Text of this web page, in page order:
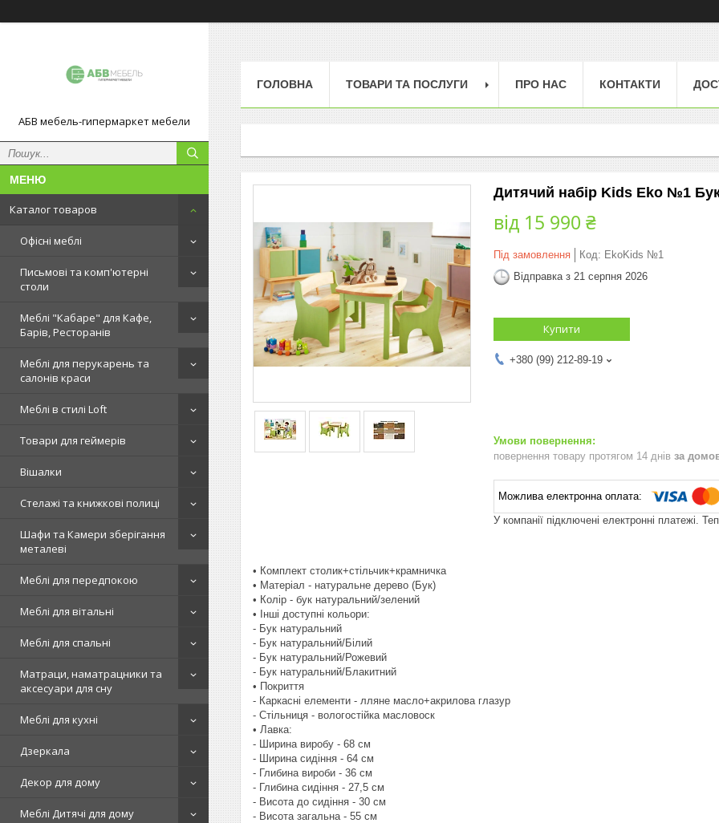
АБВ мебель-гипермаркет мебели
Каталог товаров
Офісні меблі
Письмові та комп'ютерні
столи
Меблі "Кабаре" для Кафе,
Барів, Ресторанів
Меблі для перукарень та
салонів краси
Меблі в стилі Loft
Товари для геймерів
Вішалки
Стелажі та книжкові полиці
Шафи та Камери зберігання
металеві
Меблі для передпокою
Меблі для вітальні
Меблі для спальні
Матраци, наматрацники та
аксесуари для сну
Меблі для кухні
Дзеркала
Декор для дому
Меблі Дитячі для дому
ГОЛОВНА ТОВАРИ ТА ПОСЛУГИ ПРО НАС КОНТАКТИ
Дитячий набір Kids Eko №1
від 15 990 ₴
Під замовлення Код: EkoKids №1
Відправка з 21 серпня 2026
Купити
+380 (99) 212-89-19
повернення товару протягом 14 днів за
У компанії підключені електронні платежі.
• Комплект столик+стільчик+крамничка
• Матеріал - натуральне дерево (Бук)
• Колір - бук натуральний/зелений
• Інші доступні кольори:
- Бук натуральний
- Бук натуральний/Білий
- Бук натуральний/Рожевий
- Бук натуральний/Блакитний
• Покриття
- Каркасні елементи - лляне масло+акрилова глазур
- Стільниця - вологостійка масловоск
• Лавка:
- Ширина виробу - 68 см
- Ширина сидіння - 64 см
- Глибина вироби - 36 см
- Глибина сидіння - 27,5 см
- Висота до сидіння - 30 см
- Висота загальна - 55 см